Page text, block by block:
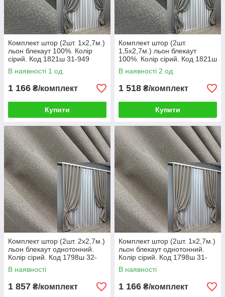
Комплект штор (2шт. 1х2,7м.)
льон блекаут 100%. Колір
сірий. Код 1821ш 31-949
В наявності 1 од.
1 166 ₴/комплект
Купити
Комплект штор (2шт.
1,5х2,7м.) льон блекаут
100%. Колір сірий. Код 1821ш
33-0822
В наявності 2 од.
1 518 ₴/комплект
Купити
Комплект штор (2шт. 2х2,7м.)
льон блекаут однотонний.
Колір сірий. Код 1798ш 32-
113
В наявності
1 857 ₴/комплект
Комплект штор (2шт. 1х2,7м.)
льон блекаут однотонний.
Колір сірий. Код 1798ш 31-
838
В наявності
1 166 ₴/комплект